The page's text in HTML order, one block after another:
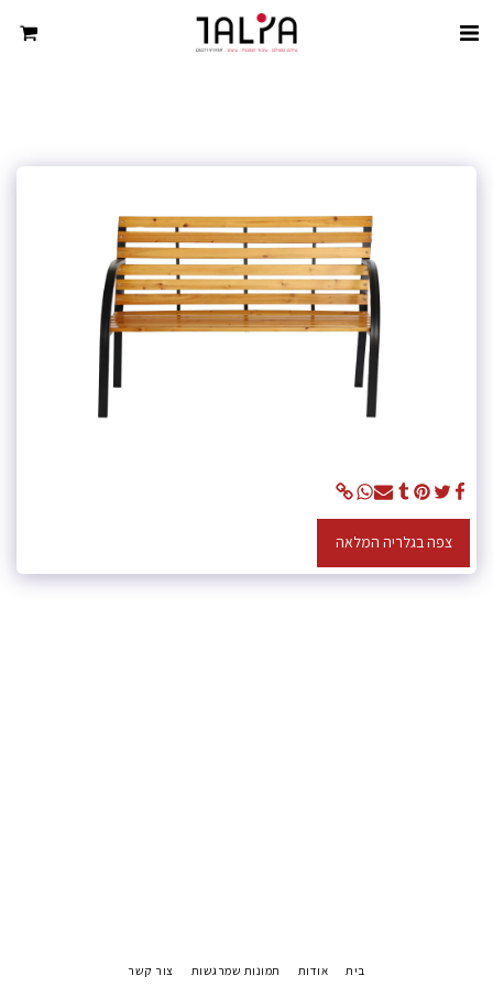
צפה בגלריה המלאה
בית אודות תמונות שמרגשות צור קשר